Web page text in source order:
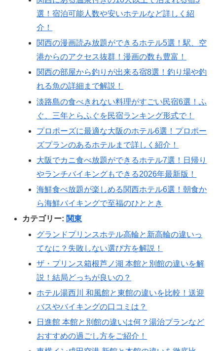
選！宿泊可能人数や安いホテルなど詳しく紹
介！
関西の漫画読み放題ができるホテル5選！駅、空
港からのアクセス抜群！漫画の数も豊富！
関西の部屋から釣りが出来る宿8選！釣り場や釣
れる魚の詳細まで解説！
淡路島の食べきれない料理がすごい民宿6選！ふ
ぐ、三年とらふぐを民宿ランキング形式で！
プロポーズに最適な大阪のホテル6選！プロポー
ズプランのあるホテルまで詳しく紹介！
大阪でカニ食べ放題ができるホテル7選！日帰り
やランチバイキングもできる2026年最新版！
海鮮食べ放題が楽しめる関西ホテル6選！朝食か
ら海鮮バイキングで至福のひととき
カテゴリー: 関東
グランドプリンスホテル高輪と新高輪の違いっ
てなに？失敗しない選び方を解説！
ザ・プリンス箱根芦ノ湖 本館と別館の違いを解
説！結局どっちが良いの？
ホテル湯西川 和風館と東館の違いを比較！送迎
バスやバイキングの口コミは？
日進館 本館と別館の違いは何？湯治プランなど
おすすめの過ごし方をご紹介！